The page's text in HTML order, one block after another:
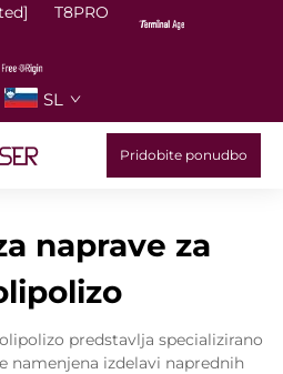
T8PRO
SL
Pridobite ponudbo
naprave za
predstavlja specializirano
namenjena izdelavi naprednih